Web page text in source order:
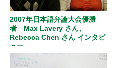
2007年日本語弁論大会優勝
者 Max Lavery さん、
Rebecca Chen さん インタビ
ュー
オーストラリアで日本語を学んでい
るお２人の夢はなんでしょう？